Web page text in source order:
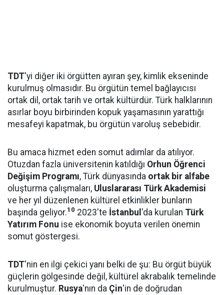
TDT'yi diğer iki örgütten ayıran şey, kimlik ekseninde
kurulmuş olmasıdır. Bu örgütün temel bağlayıcısı
ortak dil, ortak tarih ve ortak kültürdür. Türk halklarının
asırlar boyu birbirinden kopuk yaşamasının yarattığı
mesafeyi kapatmak, bu örgütün varoluş sebebidir.
Bu amaca hizmet eden somut adımlar da atılıyor.
Otuzdan fazla üniversitenin katıldığı Orhun Öğrenci
Değişim Programı, Türk dünyasında ortak bir alfabe
oluşturma çalışmaları, Uluslararası Türk Akademisi
ve her yıl düzenlenen kültürel etkinlikler bunların
başında geliyor.10 2023'te İstanbul 'da kurulan Türk
Yatırım Fonu ise ekonomik boyuta verilen önemin
somut göstergesi.
TDT'nin en ilgi çekici yanı belki de şu: Bu örgüt büyük
güçlerin gölgesinde değil, kültürel akrabalık temelinde
kurulmuştur. Rusya'nın da Çin'in de doğrudan